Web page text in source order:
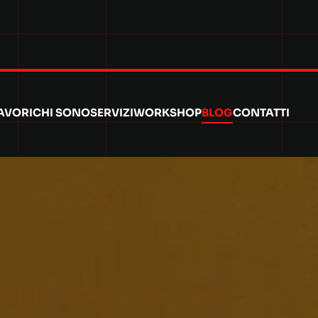
CHI SONOSERVIZIWORKSHOPBLOGCONTATTI